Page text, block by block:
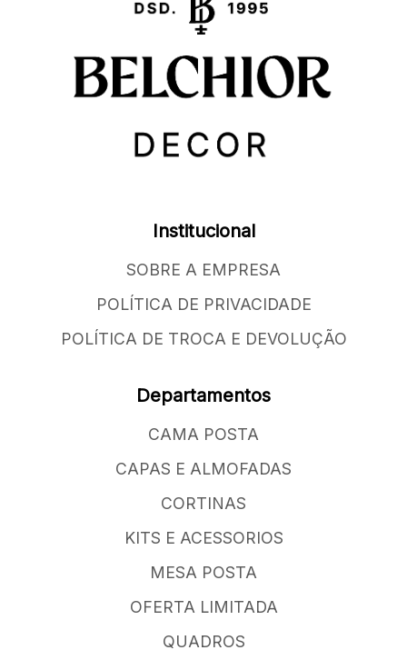
Institucional
SOBRE A EMPRESA
POLÍTICA DE PRIVACIDADE
POLÍTICA DE TROCA E DEVOLUÇÃO
Departamentos
CAMA POSTA
CAPAS E ALMOFADAS
CORTINAS
KITS E ACESSORIOS
MESA POSTA
OFERTA LIMITADA
QUADROS